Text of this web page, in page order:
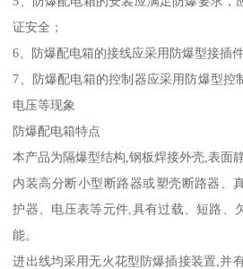
证安全；
6、防爆配电箱的接线应采用防爆型接插
7、防爆配电箱的控制器应采用防爆型控
电压等现象
防爆配电箱特点
本产品为隔爆型结构,钢板焊接外壳,表面
内装高分断小型断路器或塑壳断路器、
护器、电压表等元件,具有过载、短路、
能。
进出线均采用无火花型防爆插接装置,并